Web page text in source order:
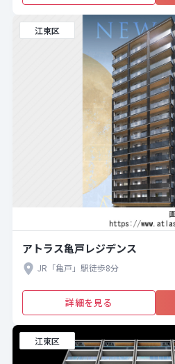
江東区
アトラス亀戸レジデンス
JR「亀戸」駅徒歩8分
詳細を見る
江東区